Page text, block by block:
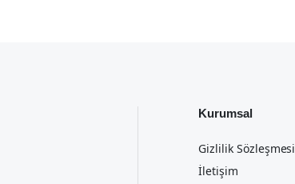
Kurumsal
Gizlilik Sözleşmesi
İletişim